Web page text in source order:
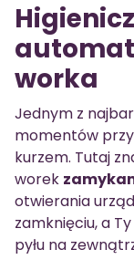
worka
Jednym z
momentów
kurzem. Tutaj
worek
otwierania
zamknięciu, a
pyłu na